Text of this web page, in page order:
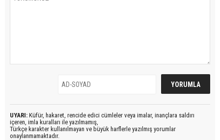
UYARI: Küfür, hakaret, rencide edici cümleler veya imalar, inançlara saldırı
içeren, imla kuralları ile yazılmamış,
Türkçe karakter kullanılmayan ve büyük harflerle yazılmış yorumlar
onaylanmamaktadır.